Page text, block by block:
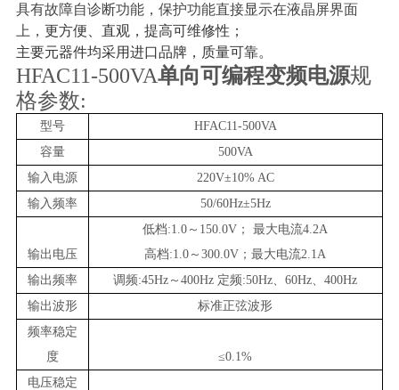
具有故障自诊断功能，保护功能直接显示在液晶屏界面
上， 更方便、直观，提高可维修性；
主要元器件均采用进口品牌，质量可靠。
HFAC11-500VA单向可编程变频电源规
格参数:
型号
HFAC11-500VA
容量
500VA
输入电源
220V±10% AC
输入频率
50/60Hz±5Hz
输出电压
低档:1.0～150.0V；最大电流4.2A
高档:1.0～300.0V ；最大电流2.1A
输出频率
调频:45Hz～400Hz 定频:50Hz、60Hz、400Hz
输出波形
标准正弦波形
频率稳定
度
≤0.1%
电压稳定